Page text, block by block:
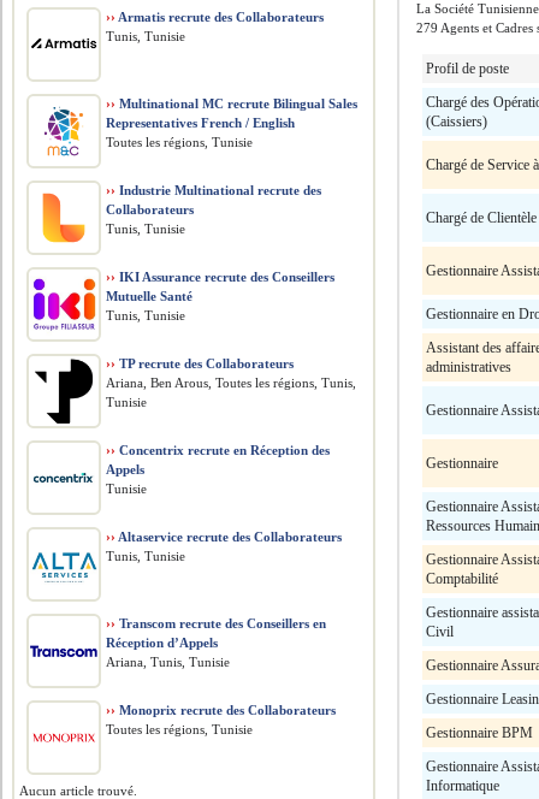
La Société
279 Agents et
Profil de poste
Chargé des
(Caissiers)
Chargé de Service
Chargé de Clientèle
Gestionnaire
Gestionnaire en
Assistant des
administratives
Gestionnaire
Gestionnaire
Gestionnaire
Ressources
Gestionnaire
Comptabilité
Gestionnaire
Civil
Gestionnaire
Gestionnaire
Gestionnaire BPM
Gestionnaire
Informatique
›› Armatis recrute des Collaborateurs
Tunis, Tunisie
›› Multinational MC recrute Bilingual Sales
Representatives French / English
Toutes les régions, Tunisie
›› Industrie Multinational recrute des
Collaborateurs
Tunis, Tunisie
›› IKI Assurance recrute des Conseillers
Mutuelle Santé
Tunis, Tunisie
›› TP recrute des Collaborateurs
Ariana, Ben Arous, Toutes les régions, Tunis,
Tunisie
›› Concentrix recrute en Réception des
Appels
Tunisie
›› Altaservice recrute des Collaborateurs
Tunis, Tunisie
›› Transcom recrute des Conseillers en
Réception d’Appels
Ariana, Tunis, Tunisie
›› Monoprix recrute des Collaborateurs
Toutes les régions, Tunisie
Aucun article trouvé.